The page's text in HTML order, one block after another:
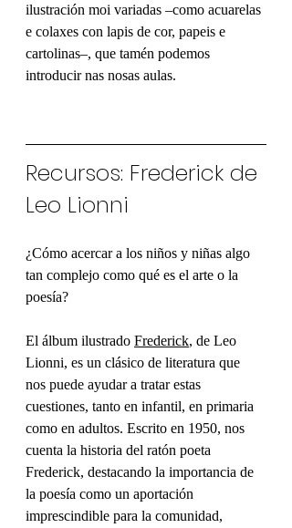
ilustración moi variadas –como acuarelas
e colaxes con lapis de cor, papeis e
cartolinas–, que tamén podemos
introducir nas nosas aulas.
Recursos: Frederick de
Leo Lionni
¿Cómo acercar a los niños y niñas algo
tan complejo como qué es el arte o la
poesía?
El álbum ilustrado Frederick, de Leo
Lionni, es un clásico de literatura que
nos puede ayudar a tratar estas
cuestiones, tanto en infantil, en primaria
como en adultos. Escrito en 1950, nos
cuenta la historia del ratón poeta
Frederick, destacando la importancia de
la poesía como un aportación
imprescindible para la comunidad,